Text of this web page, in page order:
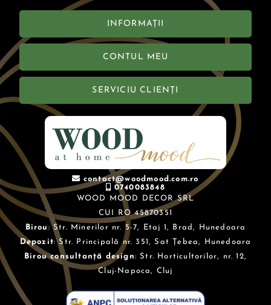
INFORMAȚII
CONTUL MEU
SERVICIU CLIENȚI
contact@woodmood.com.ro
0740083848
WOOD MOOD DECOR SRL
CUI RO 45870351
Birou : Str. Minerilor nr. 5-7, Etaj 1, Brad, Hunedoara
Depozit: Str. Principală nr. 351, Sat Țebea, Hunedoara
Birou consultanță design: Str. Horticultorilor, nr. 12,
Cluj-Napoca, Cluj